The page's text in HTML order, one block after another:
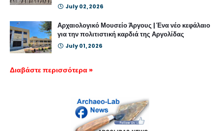
July 02, 2026
Αρχαιολογικό Μουσείο Άργους | Ένα νέο κεφάλαιο
για την πολιτιστική καρδιά της Αργολίδας
July 01, 2026
Διαβάστε περισσότερα »